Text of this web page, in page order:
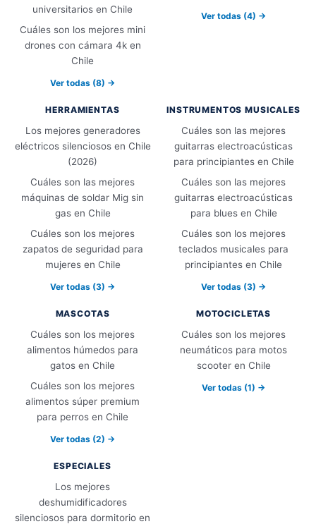
universitarios en Chile
Cuáles son los mejores mini
drones con cámara 4k en
Chile
Ver todas (8) →
Ver todas (4) →
HERRAMIENTAS
Los mejores generadores
eléctricos silenciosos en Chile
(2026)
Cuáles son las mejores
máquinas de soldar Mig sin
gas en Chile
Cuáles son los mejores
zapatos de seguridad para
mujeres en Chile
Ver todas (3) →
INSTRUMENTOS MUSICALES
Cuáles son las mejores
guitarras electroacústicas
para principiantes en Chile
Cuáles son las mejores
guitarras electroacústicas
para blues en Chile
Cuáles son los mejores
teclados musicales para
principiantes en Chile
Ver todas (3) →
MASCOTAS
Cuáles son los mejores
alimentos húmedos para
gatos en Chile
Cuáles son los mejores
alimentos súper premium
para perros en Chile
Ver todas (2) →
MOTOCICLETAS
Cuáles son los mejores
neumáticos para motos
scooter en Chile
Ver todas (1) →
ESPECIALES
Los mejores
deshumidificadores
silenciosos para dormitorio en